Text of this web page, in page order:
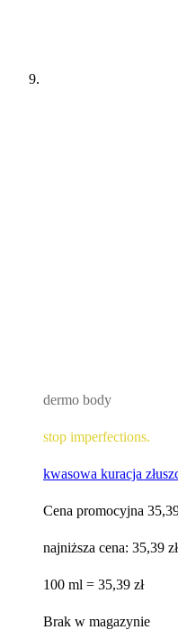
dermo body
stop imperfections.
kwasowa kuracja
Cena promocyjna
najniższa cena: 35,39 zł
100 ml = 35,39 zł
Brak w magazynie